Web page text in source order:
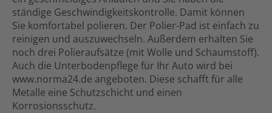
ständige Geschwindigkeitskontrolle. Damit können
Sie komfortabel polieren. Der Polier-Pad ist einfach zu
reinigen und auszuwechseln. Außerdem erhalten Sie
noch drei Polieraufsätze (mit Wolle und Schaumstoff).
Auch die Unterbodenpflege für Ihr Auto wird bei
www.norma24.de angeboten. Diese schafft für alle
Metalle eine Schutzschicht und einen
Korrosionsschutz.